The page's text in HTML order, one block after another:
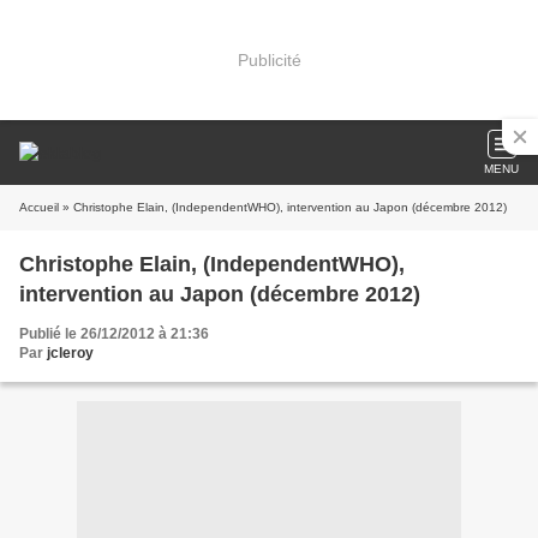
Publicité
MENU
Accueil » Christophe Elain, (IndependentWHO), intervention au Japon (décembre 2012)
Christophe Elain, (IndependentWHO),
intervention au Japon (décembre 2012)
Publié le 26/12/2012 à 21:36
Par jcleroy